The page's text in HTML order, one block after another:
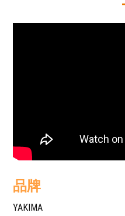
品牌
YAKIMA